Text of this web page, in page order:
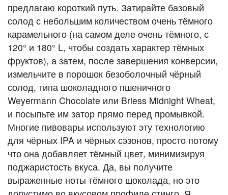
предлагаю короткий путь. Затирайте базовый
солод с небольшим количеством очень тёмного
карамельного (на самом деле очень тёмного, с
120° и 180° L, чтобы создать характер тёмных
фруктов), а затем, после завершения конверсии,
измельчите в порошок безоболочный чёрный
солод, типа шоколадного пшеничного
Weyermann Chocolate или Briess Midnight Wheat,
и посыпьте им затор прямо перед промывкой.
Многие пивовары используют эту технологию
для чёрных IPA и чёрных сэзонов, просто потому
что она добавляет тёмный цвет, минимизируя
поджаристость вкуса. Да, вы получите
выраженные ноты тёмного шоколада, но это